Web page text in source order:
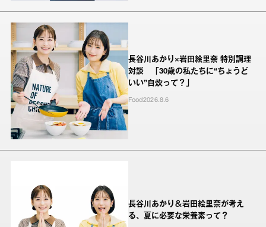
長谷川あかり×岩田絵里奈 特別調理
対談 「30歳の私たちに“ちょうど
いい”自炊って？」
Food2026.8.6
長谷川あかり＆岩田絵里奈が考え
る、夏に必要な栄養素って？